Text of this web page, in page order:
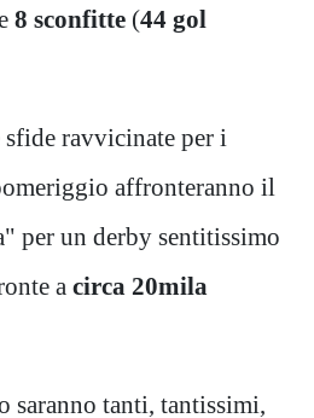
8 sconfitte (44 gol
ravvicinate per i
affronteranno il
per un derby sentitissimo
a circa 20mila
saranno tanti, tantissimi,